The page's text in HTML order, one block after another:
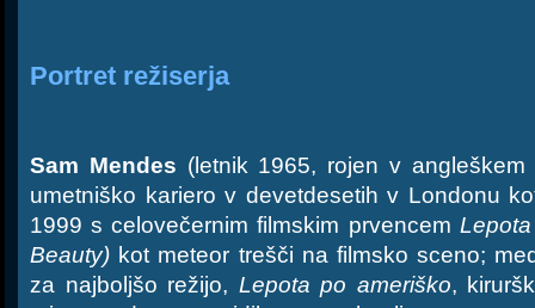
Portret režiserja
Sam Mendes (letnik 1965, rojen v
umetniško kariero v devetdesetih v Londonu
1999 s celovečernim filmskim prvencem
Beauty) kot meteor trešči na filmsko sceno;
za najboljšo režijo, Lepota po ameriško,